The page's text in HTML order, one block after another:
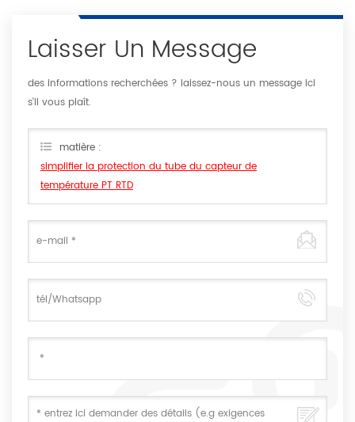
Laisser Un Message
des informations recherchées ? laissez-nous un message ici
s'il vous plaît.
matière :
simplifier la protection du tube du capteur de
température PT RTD